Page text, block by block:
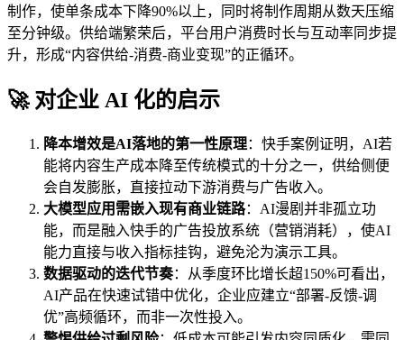
制作，使单条成本下降90%以上，同时将制作周期从数天压缩
至分钟级。供给端繁荣后，平台用户消费时长与互动率同步提
升，形成“内容供给-消费-商业变现”的正循环。
🚀 对企业 AI 化的启示
降本增效是AI落地的第一性原理：快手案例证明，AI若
能将内容生产成本降至传统模式的十分之一，供给侧便
会自发膨胀，直接拉动下游消费与广告收入。
大模型应用需嵌入现有商业链路：AI漫剧并非孤立功
能，而是融入快手的广告投放系统（营销消耗），使AI
能力直接与收入指标挂钩，避免沦为演示工具。
数据驱动的迭代节奏：从季度环比增长超150%可看出，
AI产品在快速试错中优化，企业应建立“部署-反馈-调
优”高频循环，而非一次性投入。